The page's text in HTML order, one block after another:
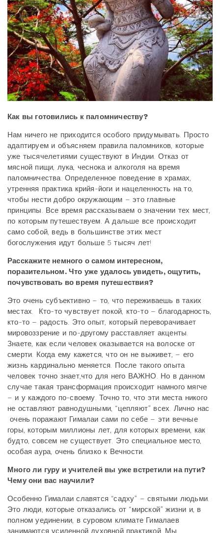
Как вы готовились к паломничеству?
Нам ничего не приходится особого придумывать. Просто
адаптируем и объясняем правила паломников, которые
уже тысячелетиями существуют в Индии. Отказ от
мясной пищи, лука, чеснока и алкоголя на время
паломничества. Определенное поведение в храмах,
утренняя практика крийя-йоги и нацеленность на то,
чтобы нести добро окружающим – это главные
принципы. Все время рассказываем о значении тех мест,
по которым путешествуем. А дальше все происходит
само собой, ведь в большинстве этих мест
богослужения идут больше 5 тысяч лет!
Расскажите немного о самом интересном,
поразительном. Что уже удалось увидеть, ощутить,
почувствовать во время путешествия?
Это очень субъективно – то, что переживаешь в таких
местах. Кто-то чувствует покой, кто-то – благодарность,
кто-то – радость. Это опыт, который переворачивает
мировоззрение и по-другому расставляет акценты.
Знаете, как если человек оказывается на волоске от
смерти. Когда ему кажется, что он не выживет, – его
жизнь кардинально меняется. После такого опыта
человек точно знает,что для него ВАЖНО. Но в данном
случае такая трансформация происходит намного мягче
– и у каждого по-своему. Точно то, что эти места никого
не оставляют равнодушными, “цепляют” всех. Лично нас
очень поражают Гималаи сами по себе – эти вечные
горы, которым миллионы лет, для которых времени, как
будто, совсем не существует. Это специальное место,
особая аура, очень близко к Вечности.
Много ли гуру и учителей вы уже встретили на пути?
Чему они вас научили?
Особенно Гималаи славятся “садху” – святыми людьми.
Это люди, которые отказались от “мирской” жизни и, в
полном уединении, в суровом климате Гималаев
занимаются усиленной духовной практикой. Мы